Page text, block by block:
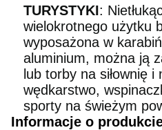
TURYSTYKI:
wielokrotnego użytku
wyposażona w
aluminium, można ją
lub torby na siłownię
wędkarstwo,
sporty na świeżym
Informacje o